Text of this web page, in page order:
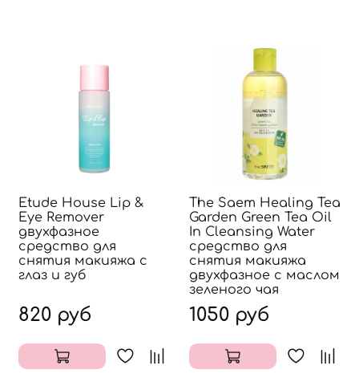
Etude House Lip &
Eye Remover
двухфазное
средство для
снятия макияжа с
глаз и губ
820 руб
The Saem Healing Tea
Garden Green Tea Oil
In Cleansing Water
средство для
снятия макияжа
двухфазное с маслом
зеленого чая
1050 руб